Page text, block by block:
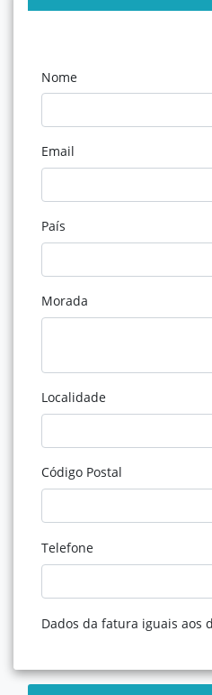
Nome
Email
País
Morada
Localidade
Código Postal
Telefone
Dados da fatura iguais aos